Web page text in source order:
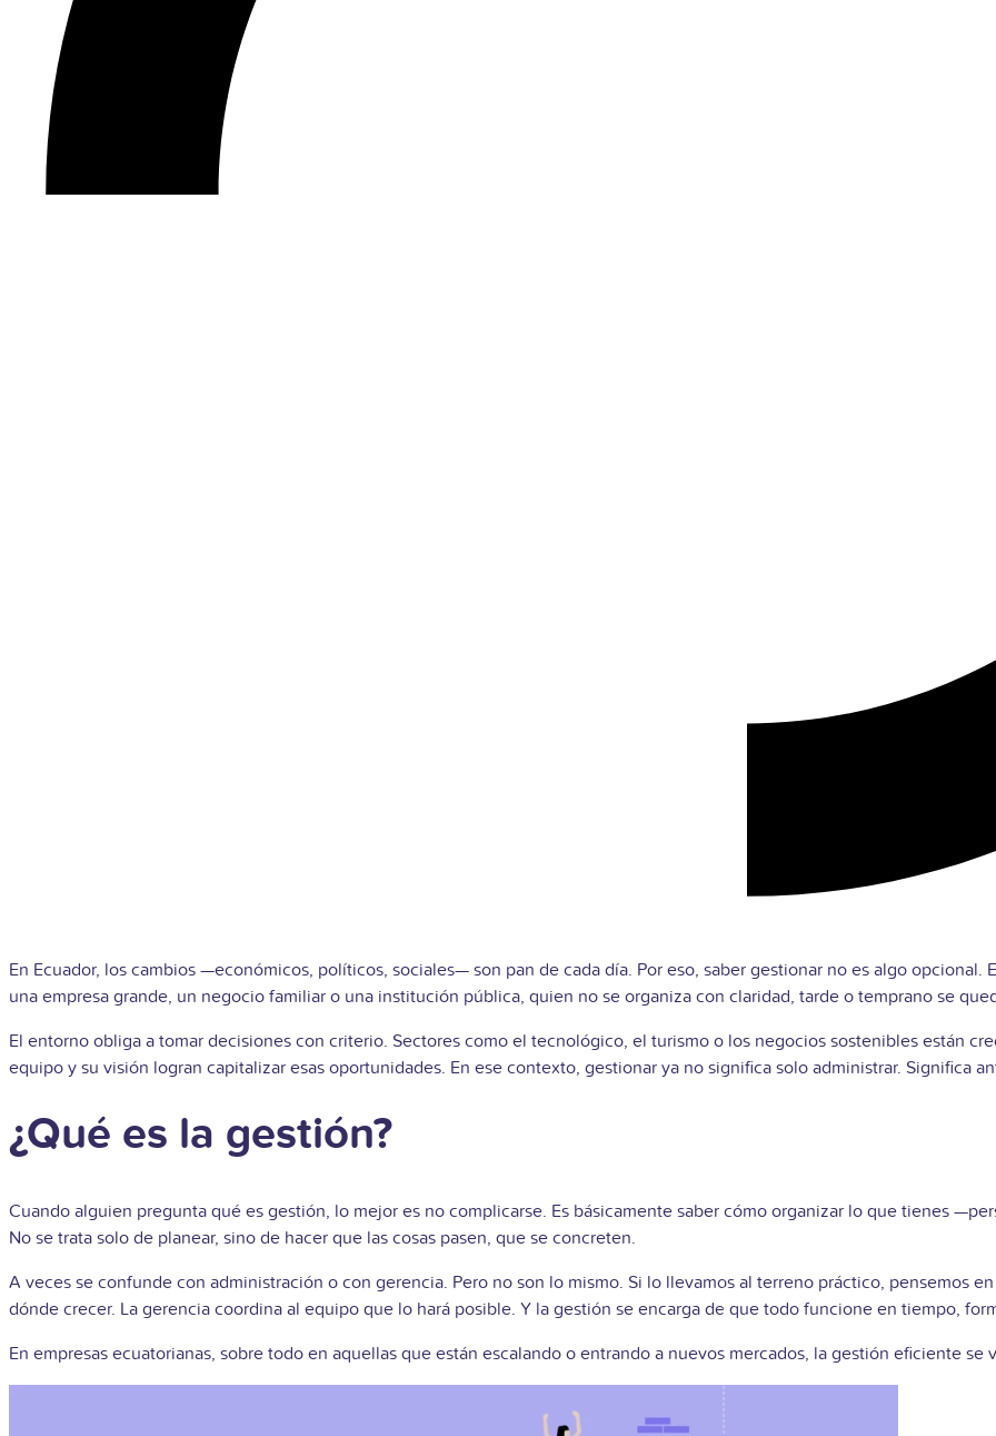
En Ecuador, los cambios —económicos, políticos, sociales— son pan de cada día. Por eso, saber gestionar no es algo opcional.
una empresa grande, un negocio familiar o una institución pública, quien no se organiza con claridad, tarde o temprano se
El entorno obliga a tomar decisiones con criterio. Sectores como el tecnológico, el turismo o los negocios sostenibles están
equipo y su visión logran capitalizar esas oportunidades. En ese contexto, gestionar ya no significa solo administrar. Significa
¿Qué es la gestión?
Cuando alguien pregunta qué es gestión, lo mejor es no complicarse. Es básicamente saber cómo organizar lo que tienes
No se trata solo de planear, sino de hacer que las cosas pasen, que se concreten.
A veces se confunde con administración o con gerencia. Pero no son lo mismo. Si lo llevamos al terreno práctico, pensemos
dónde crecer. La gerencia coordina al equipo que lo hará posible. Y la gestión se encarga de que todo funcione en tiempo,
En empresas ecuatorianas, sobre todo en aquellas que están escalando o entrando a nuevos mercados, la gestión eficiente